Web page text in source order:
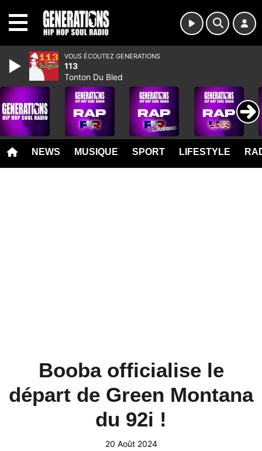
NEWS MUSIQUE SPORT LIFESTYLE
Booba officialise le
départ de Green Montana
du 92i !
20 Août 2024
VOUS ÉCOUTEZ GENERATIONS
113
Tonton Du Bled